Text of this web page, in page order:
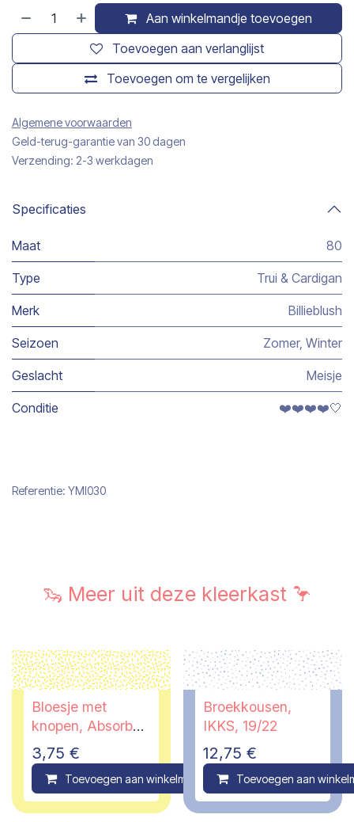
Aan winkelmandje toevoegen
Toevoegen om te vergelijken
Toevoegen aan verlanglijst
Algemene voorwaarden
Geld-terug-garantie van 30 dagen
Verzending: 2-3 werkdagen
Specificaties
Maat 80
Type Trui & Cardigan
Merk Billieblush
Seizoen Zomer, Winter
Geslacht Meisje
Conditie ❤️❤️❤️❤️🤍
Referentie: YMI030
🦦 Meer uit deze kleerkast 🦩
Bloesje met
knopen, Absorba,
3 jaar
3,75 €
Toevoegen aan winkelmandje Compare
Broekkousen,
IKKS, 19/22
12,75 €
Toevoegen aan